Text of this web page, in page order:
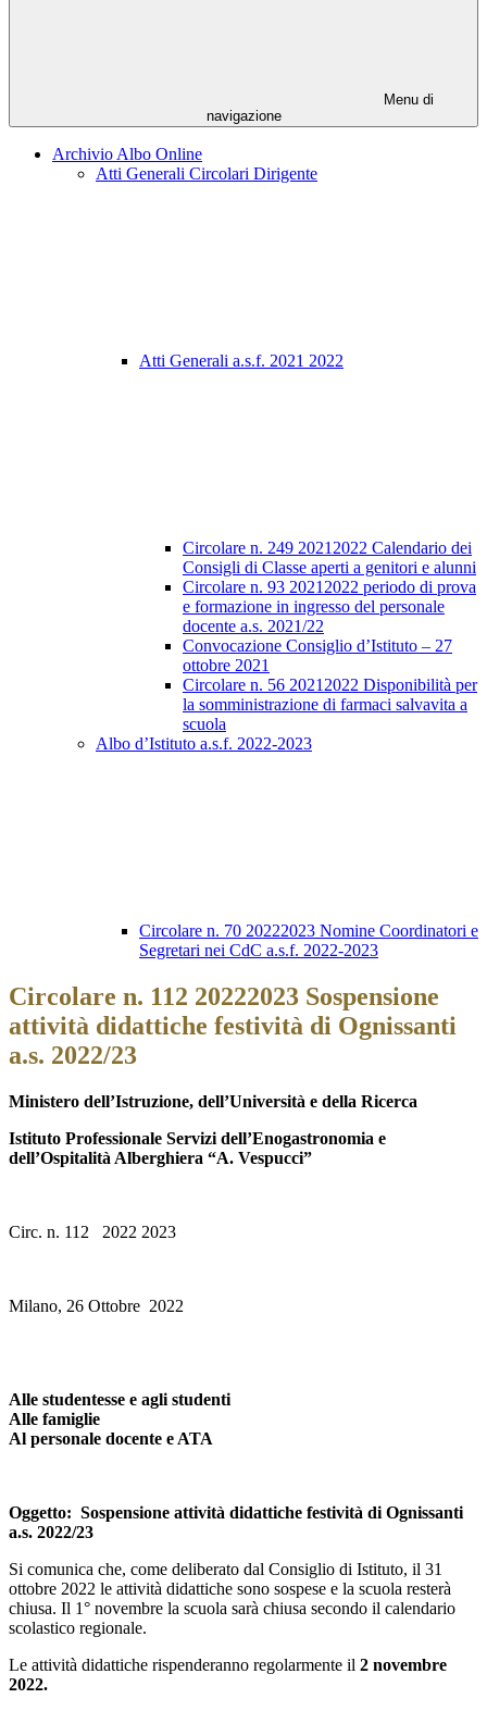
Menu di
navigazione
Archivio Albo Online
Atti Generali Circolari Dirigente
Atti Generali a.s.f. 2021 2022
Circolare n. 249 20212022 Calendario dei
Consigli di Classe aperti a genitori e alunni
Circolare n. 93 20212022 periodo di prova
e formazione in ingresso del personale
docente a.s. 2021/22
Convocazione Consiglio d’Istituto – 27
ottobre 2021
Circolare n. 56 20212022 Disponibilità per
la somministrazione di farmaci salvavita a
scuola
Albo d’Istituto a.s.f. 2022-2023
Circolare n. 70 20222023 Nomine Coordinatori e
Segretari nei CdC a.s.f. 2022-2023
Circolare n. 112 20222023 Sospensione
attività didattiche festività di Ognissanti
a.s. 2022/23
Ministero dell’Istruzione, dell’Università e della Ricerca
Istituto Professionale Servizi dell’Enogastronomia e
dell’Ospitalità Alberghiera “A. Vespucci”
Circ. n. 112 2022 2023
Milano, 26 Ottobre 2022
Alle studentesse e agli studenti
Alle famiglie
Al personale docente e ATA
Oggetto: Sospensione attività didattiche festività di Ognissanti
a.s. 2022/23
Si comunica che, come deliberato dal Consiglio di Istituto, il 31
ottobre 2022 le attività didattiche sono sospese e la scuola resterà
chiusa. Il 1° novembre la scuola sarà chiusa secondo il calendario
scolastico regionale.
Le attività didattiche rispenderanno regolarmente il 2 novembre
2022.